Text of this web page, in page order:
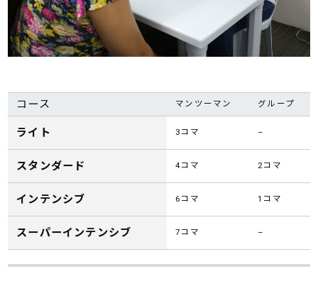
コース マンツーマン グループ
ライト 3 コマ –
スタンダード 4 コマ 2コマ
インテンシブ 6 コマ 1 コマ
スーパーインテンシブ 7 コマ –